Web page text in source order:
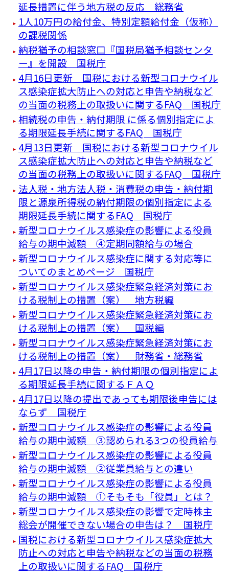
延長措置に伴う地方税の反応 総務省
1人10万円の給付金、特別定額給付金（仮称）
の課税関係
納税猶予の相談窓口『国税局猶予相談センタ
ー』を開設 国税庁
4月16日更新 国税における新型コロナウイル
ス感染症拡大防止への対応と申告や納税など
の当面の税務上の取扱いに関するFAQ 国税庁
相続税の申告・納付期限 に係る個別指定によ
る期限延長手続に関するFAQ 国税庁
4月13日更新 国税における新型コロナウイル
ス感染症拡大防止への対応と申告や納税など
の当面の税務上の取扱いに関するFAQ 国税庁
法人税・地方法人税・消費税の申告・納付期
限と源泉所得税の納付期限の個別指定による
期限延長手続に関するFAQ 国税庁
新型コロナウイルス感染症の影響による役員
給与の期中減額 ④定期同額給与の場合
新型コロナウイルス感染症に関する対応等に
ついてのまとめページ 国税庁
新型コロナウイルス感染症緊急経済対策にお
ける税制上の措置（案） 地方税編
新型コロナウイルス感染症緊急経済対策にお
ける税制上の措置（案） 国税編
新型コロナウイルス感染症緊急経済対策にお
ける税制上の措置（案） 財務省・総務省
4月17日以降の申告・納付期限の個別指定によ
る期限延長手続に関するＦＡＱ
4月17日以降の提出であっても期限後申告には
ならず 国税庁
新型コロナウイルス感染症の影響による役員
給与の期中減額 ③認められる3つの役員給与
新型コロナウイルス感染症の影響による役員
給与の期中減額 ②従業員給与との違い
新型コロナウイルス感染症の影響による役員
給与の期中減額 ①そもそも「役員」とは？
新型コロナウイルス感染症の影響で定時株主
総会が開催できない場合の申告は？ 国税庁
国税における新型コロナウイルス感染症拡大
防止への対応と申告や納税などの当面の税務
上の取扱いに関するFAQ 国税庁